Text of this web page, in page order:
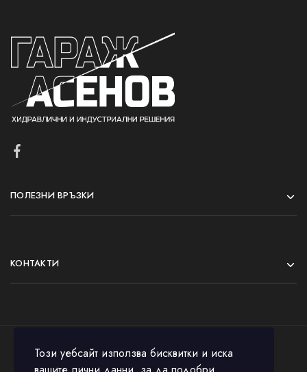
ПОЛЕЗНИ ВРЪЗКИ
КОНТАКТИ
Този уебсайт използва бисквитки и иска